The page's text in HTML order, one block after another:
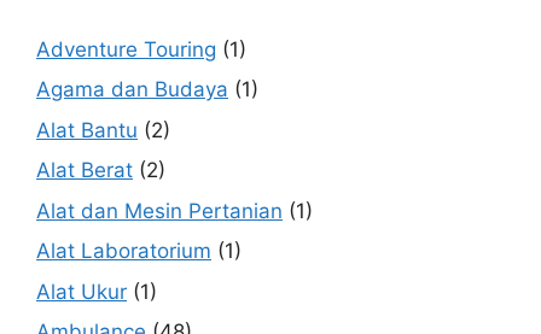
Adventure Touring (1)
Agama dan Budaya (1)
Alat Bantu (2)
Alat Berat (2)
Alat dan Mesin Pertanian (1)
Alat Laboratorium (1)
Alat Ukur (1)